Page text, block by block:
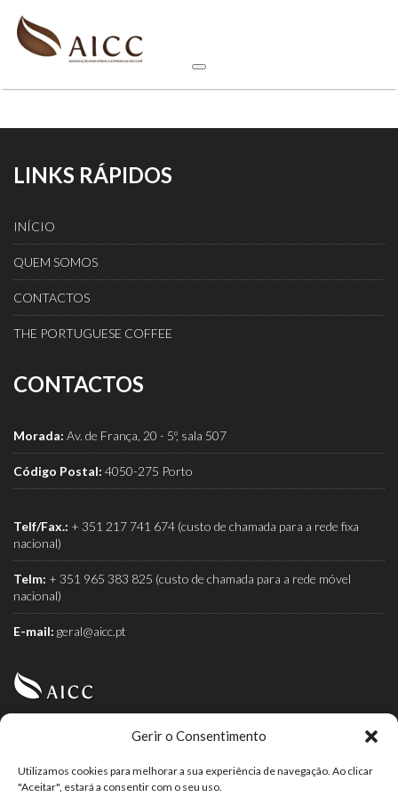
Gerir o Consentimento
Utilizamos cookies para melhorar a sua experiência de navegação. Ao clicar
"Aceitar", estará a consentir com o seu uso.
LINKS RÁPIDOS
INÍCIO
QUEM SOMOS
CONTACTOS
THE PORTUGUESE COFFEE
CONTACTOS
Morada: Av. de França, 20 - 5º, sala 507
Código Postal: 4050-275 Porto
Telf/Fax.: + 351 217 741 674 (custo de chamada para a rede fixa
nacional)
Telm: + 351 965 383 825 (custo de chamada para a rede móvel
nacional)
E-mail: geral@aicc.pt
AICC (Associação Industrial e Comercial do Café) é a
associação dos torrefactores de café.